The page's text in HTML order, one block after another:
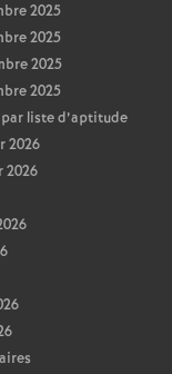
2025
2025
2025
2025
liste d’aptitude
2026
2026